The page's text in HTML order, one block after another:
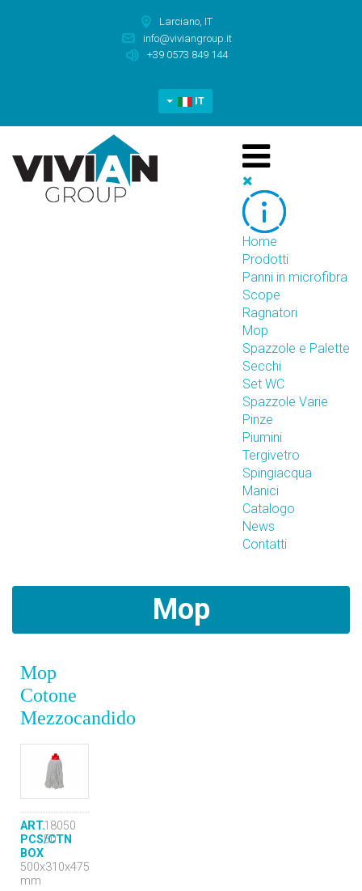
Larciano, IT
info@viviangroup.it
+39 0573 849 144
IT
Home
Prodotti
Panni in microfibra
Scope
Ragnatori
Mop
Spazzole e Palette
Secchi
Set WC
Spazzole Varie
Pinze
Piumini
Tergivetro
Spingiacqua
Manici
Catalogo
News
Contatti
Mop
Mop
Cotone
Mezzocandido
ART.18050
PCS/CTN
50
BOX
500x310x475
mm